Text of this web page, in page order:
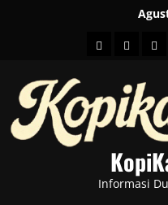
HOMEBeritahot
Informasi